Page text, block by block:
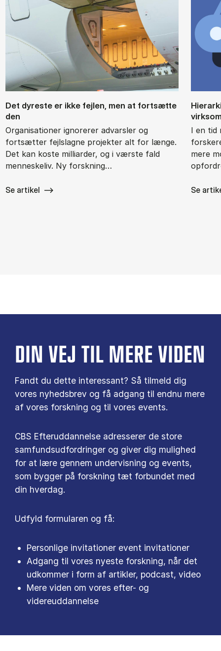
Det dy­re­ste er ikke fejl­en, men at fort­sæt­te
den
Organisationer ignorerer advarsler og
fortsætter fejlslagne projekter alt for længe.
Det kan koste milliarder, og i værste fald
menneskeliv. Ny forskning…
Se artikel
I en tid
mere
Se
DIN VEJ TIL MERE VIDEN
Fandt du dette interessant? Så tilmeld dig
vores nyhedsbrev og få adgang til endnu mere
af vores forskning og til vores events.
CBS Efteruddannelse adresserer de store
samfundsudfordringer og giver dig mulighed
for at lære gennem undervisning og events,
som bygger på forskning tæt forbundet med
din hverdag.
Udfyld formularen og få:
Personlige invitationer event invitationer
Adgang til vores nyeste forskning, når det
udkommer i form af artikler, podcast, video
Mere viden om vores efter- og
videreuddannelse